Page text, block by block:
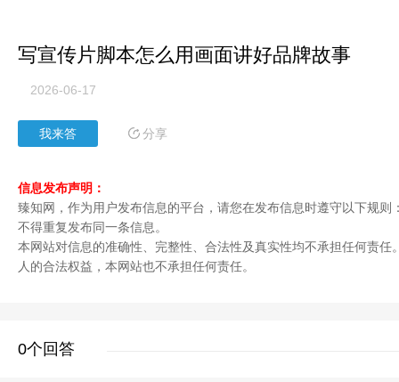
写宣传片脚本怎么用画面讲好品牌故事
2026-06-17
我来答 分享
信息发布声明：
臻知网，作为用户发布信息的平台，请您在发布信息时遵守以下规
不得重复发布同一条信息。
本网站对信息的准确性、完整性、合法性及真实性均不承担任何责任
人的合法权益，本网站也不承担任何责任。
0个回答